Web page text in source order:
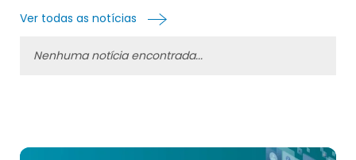
Ver todas as notícias
Nenhuma notícia encontrada...